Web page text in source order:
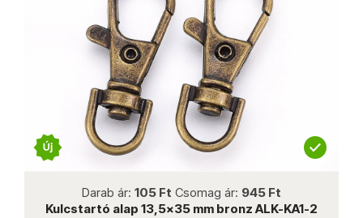
Darab ár: 105 Ft Csomag ár: 945 Ft
Kulcstartó alap 13,5x35 mm bronz ALK-KA1-2